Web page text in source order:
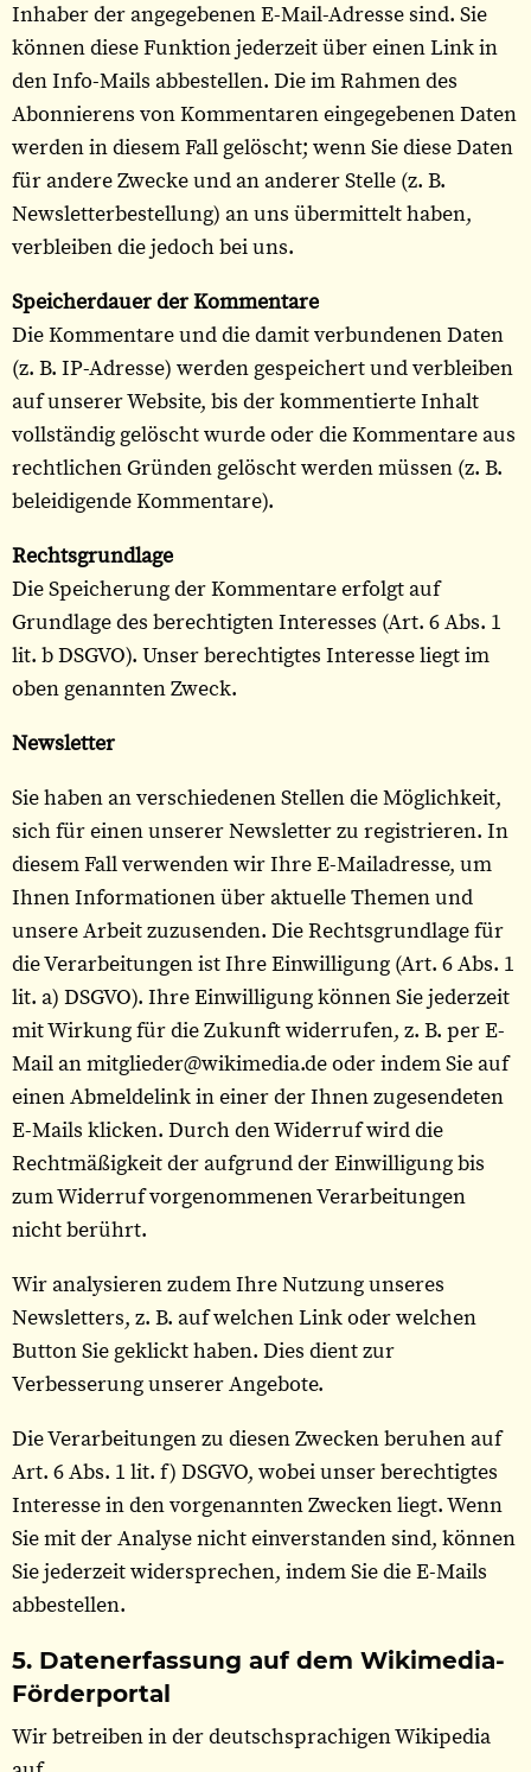
Inhaber der angegebenen E-Mail-Adresse sind. Sie
können diese Funktion jederzeit über einen Link in
den Info-Mails abbestellen. Die im Rahmen des
Abonnierens von Kommentaren eingegebenen Daten
werden in diesem Fall gelöscht; wenn Sie diese Daten
für andere Zwecke und an anderer Stelle (z. B.
Newsletterbestellung) an uns übermittelt haben,
verbleiben die jedoch bei uns.
Speicherdauer der Kommentare
Die Kommentare und die damit verbundenen Daten
(z. B. IP-Adresse) werden gespeichert und verbleiben
auf unserer Website, bis der kommentierte Inhalt
vollständig gelöscht wurde oder die Kommentare aus
rechtlichen Gründen gelöscht werden müssen (z. B.
beleidigende Kommentare).
Rechtsgrundlage
Die Speicherung der Kommentare erfolgt auf
Grundlage des berechtigten Interesses (Art. 6 Abs. 1
lit. b DSGVO). Unser berechtigtes Interesse liegt im
oben genannten Zweck.
Newsletter
Sie haben an verschiedenen Stellen die Möglichkeit,
sich für einen unserer Newsletter zu registrieren. In
diesem Fall verwenden wir Ihre E-Mailadresse, um
Ihnen Informationen über aktuelle Themen und
unsere Arbeit zuzusenden. Die Rechtsgrundlage für
die Verarbeitungen ist Ihre Einwilligung (Art. 6 Abs. 1
lit. a) DSGVO). Ihre Einwilligung können Sie jederzeit
mit Wirkung für die Zukunft widerrufen, z. B. per E-
Mail an mitglieder@wikimedia.de oder indem Sie auf
einen Abmeldelink in einer der Ihnen zugesendeten
E-Mails klicken. Durch den Widerruf wird die
Rechtmäßigkeit der aufgrund der Einwilligung bis
zum Widerruf vorgenommenen Verarbeitungen
nicht berührt.
Wir analysieren zudem Ihre Nutzung unseres
Newsletters, z. B. auf welchen Link oder welchen
Button Sie geklickt haben. Dies dient zur
Verbesserung unserer Angebote.
Die Verarbeitungen zu diesen Zwecken beruhen auf
Art. 6 Abs. 1 lit. f) DSGVO, wobei unser berechtigtes
Interesse in den vorgenannten Zwecken liegt. Wenn
Sie mit der Analyse nicht einverstanden sind, können
Sie jederzeit widersprechen, indem Sie die E-Mails
abbestellen.
5. Datenerfassung auf dem Wikimedia-
Förderportal
Wir betreiben in der deutschsprachigen Wikipedia